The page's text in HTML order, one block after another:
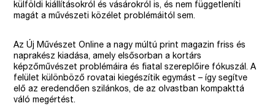
külföldi kiállításokról és vásárokról is, és nem függetleníti
magát a művészeti közélet problémáitól sem.
Az Új Művészet Online a nagy múltú print magazin friss és
naprakész kiadása, amely elsősorban a kortárs
képzőművészet problémáira és fiatal szereplőire fókuszál. A
felület különböző rovatai kiegészítik egymást – így segítve
elő az eredendően szilánkos, de az olvastban kompakttá
váló megértést.